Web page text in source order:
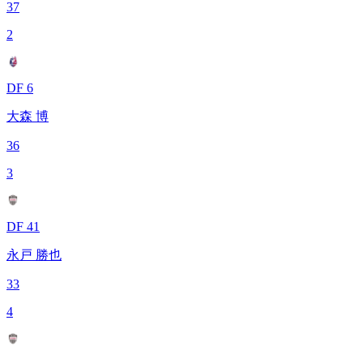
37
2
DF 6
大森 博
36
3
DF 41
永戸 勝也
33
4